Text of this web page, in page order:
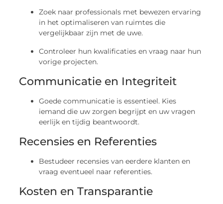
Zoek naar professionals met bewezen ervaring
in het optimaliseren van ruimtes die
vergelijkbaar zijn met de uwe.
Controleer hun kwalificaties en vraag naar hun
vorige projecten.
Communicatie en Integriteit
Goede communicatie is essentieel. Kies
iemand die uw zorgen begrijpt en uw vragen
eerlijk en tijdig beantwoordt.
Recensies en Referenties
Bestudeer recensies van eerdere klanten en
vraag eventueel naar referenties.
Kosten en Transparantie